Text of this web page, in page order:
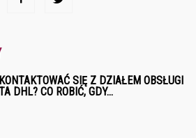
SIĘ Z DZIAŁEM OBSŁUGI
DHL? CO ROBIĆ, GDY...